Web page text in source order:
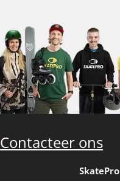
Contacteer ons
SkatePro